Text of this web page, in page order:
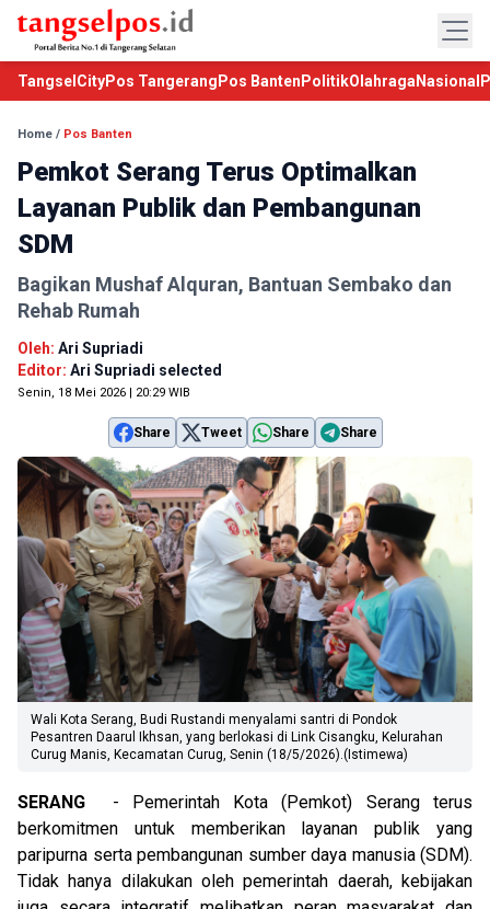
TangselCityPos Tangerang Pos Banten PolitikOlahraga Nasional
Home / Pos Banten
Pemkot Serang Terus Optimalkan
Layanan Publik dan Pembangunan
SDM
Bagikan Mushaf Alquran, Bantuan Sembako dan
Rehab Rumah
Oleh: Ari Supriadi
Editor: Ari Supriadi selected
Senin, 18 Mei 2026 | 20:29 WIB
Share Tweet Share Share
Wali Kota Serang, Budi Rustandi menyalami santri di Pondok
Pesantren Daarul Ikhsan, yang berlokasi di Link Cisangku, Kelurahan
Curug Manis, Kecamatan Curug, Senin (18/5/2026).(Istimewa)
SERANG - Pemerintah Kota (Pemkot) Serang terus
berkomitmen untuk memberikan layanan publik yang
paripurna serta pembangunan sumber daya manusia (SDM).
Tidak hanya dilakukan oleh pemerintah daerah, kebijakan